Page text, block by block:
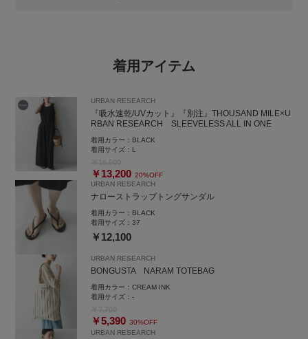
【トリおけーる】も是非ご利用下さい！
URBAN RESEARCH ミント神戸店
TEL 050-2017-9117
着用アイテム
URBAN RESEARCH
『吸水速乾/UVカット』『別注』THOUSAND MILE×U
RBAN RESEARCH SLEEVELESS ALL IN ONE
着用カラー： BLACK
着用サイズ： L
￥13,200 20%OFF
URBAN RESEARCH
ナローストラップトングサンダル
着用カラー： BLACK
着用サイズ：37
￥12,100
URBAN RESEARCH
BONGUSTA NARAM TOTEBAG
着用カラー：CREAM INK
着用サイズ：-
￥5,390 30%OFF
URBAN RESEARCH